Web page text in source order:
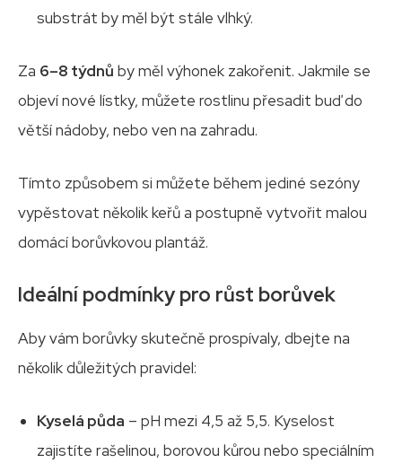
substrát by měl být stále vlhký.
Za 6–8 týdnů by měl výhonek zakořenit. Jakmile se
objeví nové lístky, můžete rostlinu přesadit buď do
větší nádoby, nebo ven na zahradu.
Tímto způsobem si můžete během jediné sezóny
vypěstovat několik keřů a postupně vytvořit malou
domácí borůvkovou plantáž.
Ideální podmínky pro růst borůvek
Aby vám borůvky skutečně prospívaly, dbejte na
několik důležitých pravidel:
Kyselá půda – pH mezi 4,5 až 5,5. Kyselost
zajistíte rašelinou, borovou kůrou nebo speciálním